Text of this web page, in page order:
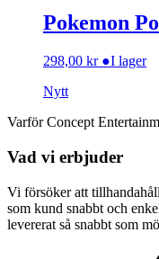
Pokemon
298,00 kr ●I lager
Nytt
Varför Concept
Vad vi erbjuder
Vi försöker att
som kund snabbt och
levererat så snabbt som